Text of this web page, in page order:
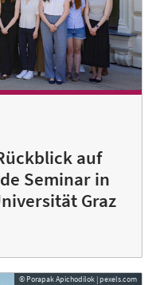
auf
Seminar in
Graz
© Porapak Apichodilok | pexels.com